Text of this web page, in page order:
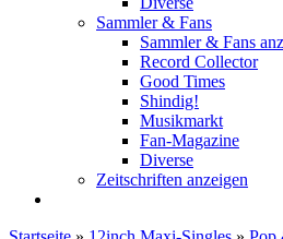
Sammler & Fans
Sammler & Fans
Record Collector
Good Times
Shindig!
Musikmarkt
Fan-Magazine
Diverse
Zeitschriften anzeigen